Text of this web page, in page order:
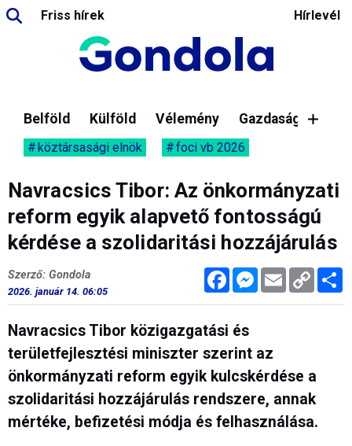
Friss hírek Hírlevél
Belföld Külföld Vélemény Gazdaság
köztársasági elnök foci vb 2026
Navracsics Tibor: Az önkormányzati
reform egyik alapvető fontosságú
kérdése a szolidaritási hozzájárulás
FacebookMessenger
Email Copy
Link
Szerző: Gondola
2026. január 14. 06:05
Navracsics Tibor közigazgatási és
területfejlesztési miniszter szerint az
önkormányzati reform egyik kulcskérdése a
szolidaritási hozzájárulás rendszere, annak
mértéke, befizetési módja és felhasználása.